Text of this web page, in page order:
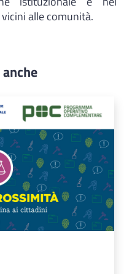
alle comunità.